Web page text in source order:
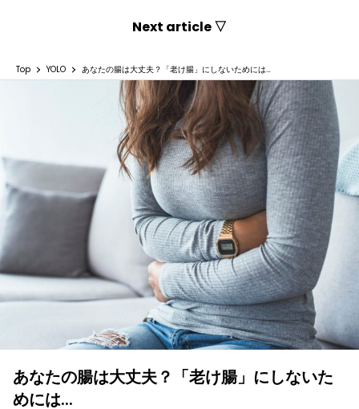
Next article ▽
Top YOLO あなたの腸は大丈夫？「老け腸」にしないためには…
あなたの腸は大丈夫？「老け腸」にしないた
めには…